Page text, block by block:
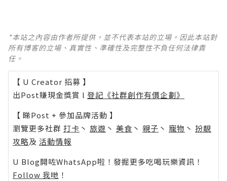
*本站之內容由作者所提供，並不代表本站的立場。因此本站對
所有博客的立場、真實性、準確性及完整性不負任何法律責
任。
【 U Creator 招募 】
出Post賺現金獎賞 l 登記《社群創作有價企劃》
【 睇Post + 參加品牌活動 】
瀏覽更多社群 打卡 丶 旅遊 丶 美食 丶 親子 丶 寵物 丶 扮靚
攻略及 活動情報
U Blog開咗WhatsApp啦！發掘更多吃喝玩樂資訊！
Follow 我哋 ！